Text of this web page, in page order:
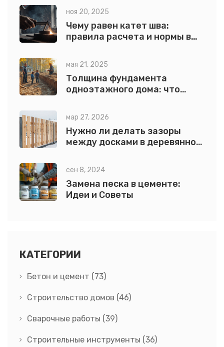
ноя 20, 2025
Чему равен катет шва:
правила расчета и нормы в
мая 21, 2025
Толщина фундамента
одноэтажного дома: что
мар 27, 2026
Нужно ли делать зазоры
между досками в деревянном
сен 8, 2024
Замена песка в цементе:
Идеи и Советы
КАТЕГОРИИ
Бетон и цемент (73)
Строительство домов (46)
Сварочные работы (39)
Строительные инструменты (36)